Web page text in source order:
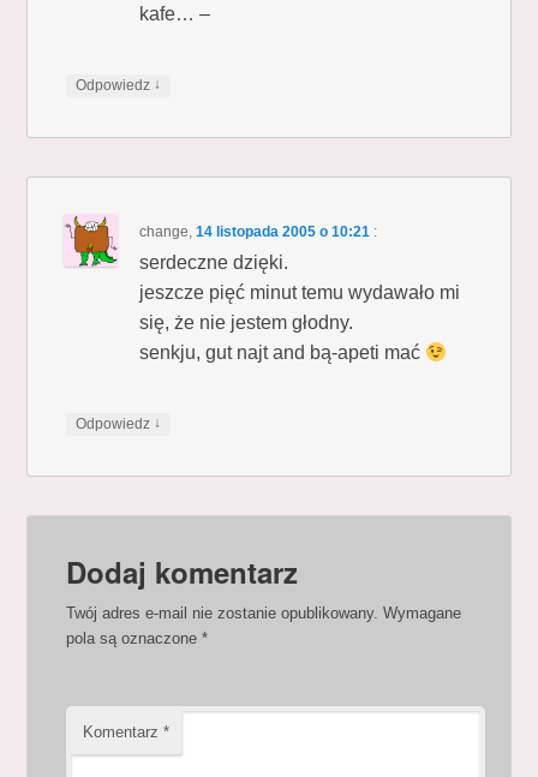
kafe… –
Odpowiedz ↓
change,14 listopada 2005 o 10:21 :
serdeczne dzięki.
jeszcze pięć minut temu wydawało mi
się, że nie jestem głodny.
senkju, gut najt and bą-apeti mać
Odpowiedz ↓
Dodaj komentarz
Twój adres e-mail nie zostanie opublikowany. Wymagane
pola są oznaczone*
Komentarz*